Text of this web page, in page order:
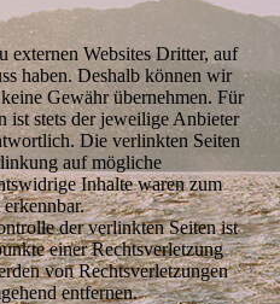
externen Websites Dritter, auf
haben. Deshalb können wir
Gewähr übernehmen. Für
ist stets der jeweilige Anbieter
Die verlinkten Seiten
auf mögliche
Inhalte waren zum
der verlinkten Seiten ist
einer Rechtsverletzung
von Rechtsverletzungen
entfernen.